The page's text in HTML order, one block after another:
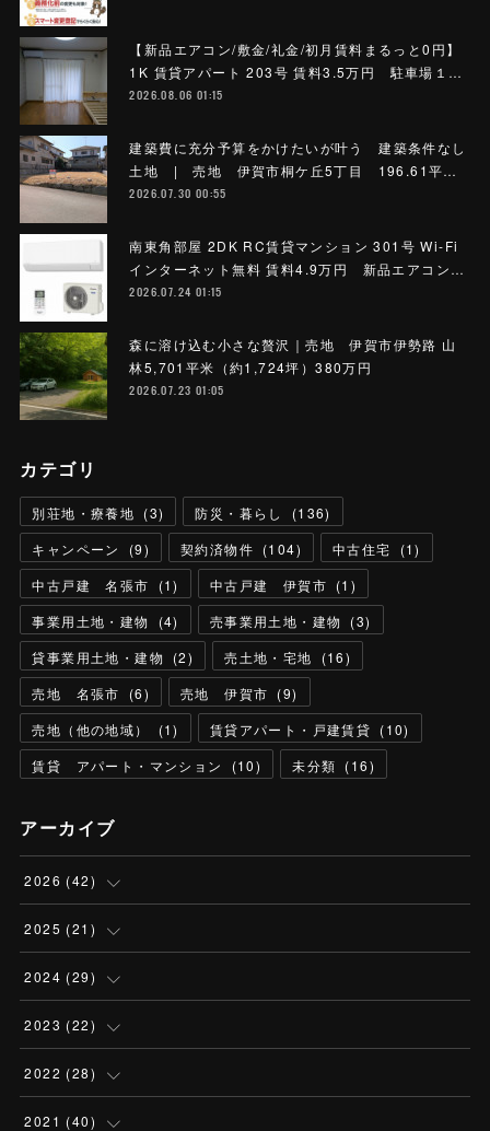
【新品エアコン/敷金/礼金/初月賃料まるっと0円】
1K 賃貸アパート 203号 賃料3.5万円 駐車場１…
2026.08.06 01:15
建築費に充分予算をかけたいが叶う 建築条件なし
土地 | 売地 伊賀市桐ケ丘5丁目 196.61平…
2026.07.30 00:55
南東角部屋 2DK RC賃貸マンション 301号 Wi-Fi
インターネット無料 賃料4.9万円 新品エアコン…
2026.07.24 01:15
森に溶け込む小さな贅沢｜売地 伊賀市伊勢路 山
林5,701平米（約1,724坪）380万円
2026.07.23 01:05
カテゴリ
別荘地・療養地 (3) 防災・暮らし (136)
キャンペーン
(9) 契約済物件 (104) 中古住宅 (1)
中古戸建 名張市
(1) 中古戸建 伊賀市 (1 )
事業用土地・建物
(4) 売事業用土地・建物 (3)
貸事業用土地・建物
(2) 売土地・宅地 (16)
売地 名張市
(6) 売地 伊賀市 (9)
売地（他の地域）
(1) 賃貸アパート・戸建賃貸 (10)
賃貸 アパート・マンション
(10) 未分類 (16)
アーカイブ
2026 (42)
(2 )
(13
(13
(5 )
2025 (21 )
(1)
(2)
(6)
( 4 )
2024 (29)
(3)
(3)
(3)
2023 (22)
(2)
(2)
2022 (28)
(3)
2021 (40)